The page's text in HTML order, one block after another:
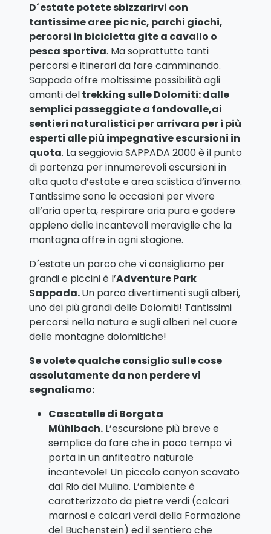
D´estate potete sbizzarirvi con
tantissime aree pic nic, parchi giochi,
percorsi in bicicletta gite a cavallo o
pesca sportiva. Ma soprattutto tanti
percorsi e itinerari da fare camminando.
Sappada offre moltissime possibilità agli
amanti deltrekking sulle Dolomiti: dalle
semplici passeggiate a fondovalle,ai
sentieri naturalistici per arrivara per i più
esperti alle più impegnative escursioni in
quota. La seggiovia SAPPADA 2000 è il punto
di partenza per innumerevoli escursioni in
alta quota d’estate e area sciistica d’inverno.
Tantissime sono le occasioni per vivere
all’aria aperta, respirare aria pura e godere
appieno delle incantevoli meraviglie che la
montagna offre in ogni stagione.
D´estate un parco che vi consigliamo per
grandi e piccini è l’Adventure Park
Sappada.Un parco divertimenti sugli alberi,
uno dei più grandi delle Dolomiti! Tantissimi
percorsi nella natura e sugli alberi nel cuore
delle montagne dolomitiche!
Se volete qualche consiglio sulle cose
assolutamente da non perdere vi
segnaliamo:
Cascatelle di Borgata
Mühlbach. L’escursione più breve e
semplice da fare che in poco tempo vi
porta in un anfiteatro naturale
incantevole! Un piccolo canyon scavato
dal Rio del Mulino. L’ambiente è
caratterizzato da pietre verdi (calcari
marnosi e calcari verdi della Formazione
del Buchenstein) ed il sentiero che